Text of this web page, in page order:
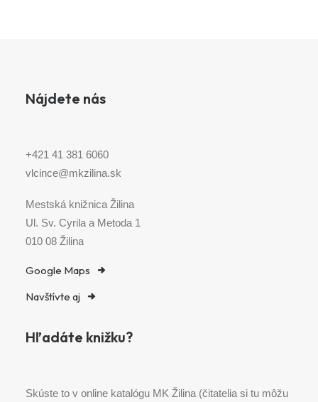
Nájdete nás
+421 41 381 6060
vlcince@mkzilina.sk
Mestská knižnica Žilina
Ul. Sv. Cyrila a Metoda 1
010 08 Žilina
Google Maps
Navštívte aj
Hľadáte knižku?
Skúste to v online katalógu MK Žilina (čitatelia si tu môžu